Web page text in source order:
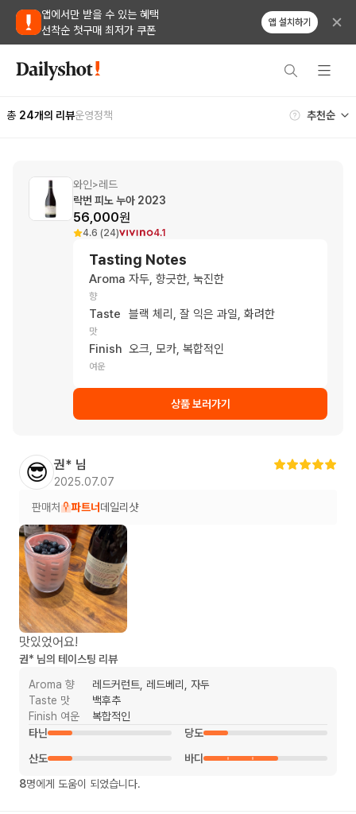
앱에서만 받을 수 있는 혜택
선착순 첫구매 최저가 쿠폰
앱 설치하기
총 24개의 리뷰운영정책
와인>레드
락번 피노 누아 2023
56,000원
4.6 (24) 4.1
Tasting Notes
Aroma
향
자두, 향긋한, 눅진한
Taste
맛
블랙 체리, 잘 익은 과일, 화려한
Finish
여운
오크, 모카, 복합적인
상품 보러가기
😎 권* 님
2025.07.07
판매처 파트너 데일리샷
맛있었어요!
권* 님의 테이스팅 리뷰
Aroma 향
레드커런트, 레드베리, 자두
Taste 맛
백후추
Finish 여운
복합적인
타닌
당도
산도
바디
8명에게 도움이 되었습니다.